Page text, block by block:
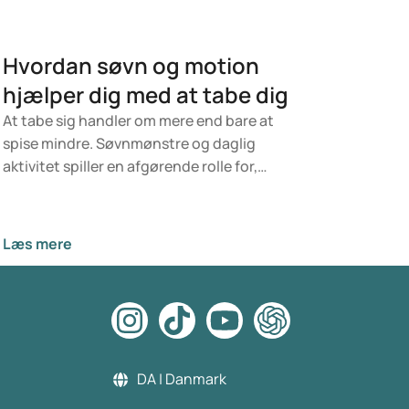
Hvordan søvn og motion
hjælper dig med at tabe dig
At tabe sig handler om mere end bare at
spise mindre. Søvnmønstre og daglig
aktivitet spiller en afgørende rolle for,
på, at forstyrret søvn og en stillesiddende
Hvordan fungerer det helt præcist? Og
hvilken rolle kan vægttabsmedicin spille for
eller påvirke fedtoptagelsen? Denne artikel
Læs mere
DA | Danmark